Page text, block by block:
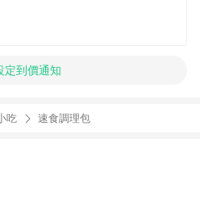
定到價通知
吃 速食調理包